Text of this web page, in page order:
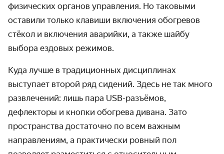
физических органов управления. Но таковыми
оставили только клавиши включения обогревов
стёкол и включения аварийки, а также шайбу
выбора ездовых режимов.
Куда лучше в традиционных дисциплинах
выступает второй ряд сидений. Здесь не так много
развлечений: лишь пара USB-разъёмов,
дефлекторы и кнопки обогрева дивана. Зато
пространства достаточно по всем важным
направлениям, а практически ровный пол